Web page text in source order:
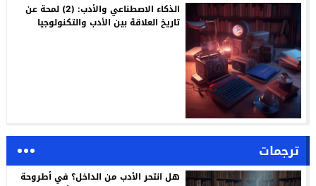
الذكاء الاصطناعي والأدب: (2) لمحة عن
تاريخ العلاقة بين الأدب والتكنولوجيا
ترجمات
هل انتحر الأدب من الداخل؟ في أطروحة